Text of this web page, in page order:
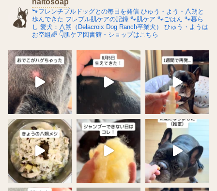
🐾フレンチブルドッグとの毎日を発信 ひゅう・よう・八朔と
歩んできた フレブル肌ケアの記録 🐾肌ケア 🐾ごはん 🐾暮ら
し 愛犬：八朔（Delacroix Dog Ranch卒業犬）
ひゅう・ようは
お空組🌈 👇肌ケア図書館・ショップはこちら